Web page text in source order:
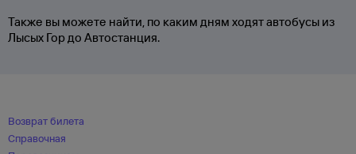
Также вы можете найти, по каким дням ходят автобусы из
Лысых Гор до Автостанция.
Возврат билета
Справочная